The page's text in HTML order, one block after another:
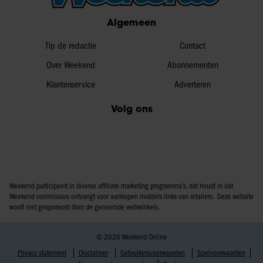
partners kunnen deze gegevens combineren met andere
informatie die u aan ze heeft verstrekt of die ze hebben
gaat akkoord met onze cookies als u onze website blijft
gebruiken.
Algemeen
Tip de redactie
Over Weekend
Klantenservice
Contact
Abonnementen
Adverteren
Volg ons
Weekend participeert in diverse affiliate marketing programma’s, dat houdt in dat
Weekend commissies ontvangt voor aankopen middels links van retailers. Deze website
wordt niet gesponsord door de genoemde webwinkels.
© 2026 Weekend Online
Privacy statement
Disclaimer Gebruikersvoorwaarden
Spelvoorwaarden